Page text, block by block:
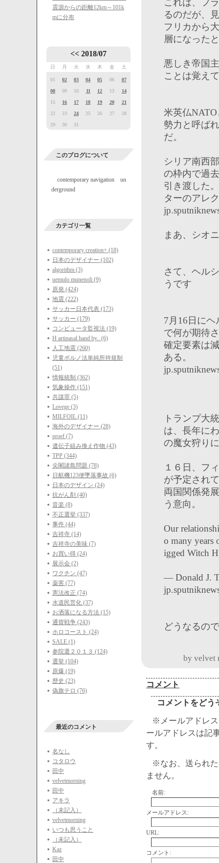
震源からの距離12km～101k
mに分布
<< 2018/07
日 月 火 水 木 金 土
01 02 03 04 05 06 07
08 09 10 11 12 13 14
15 16 17 18 19 20 21
22 23 24 25 26 27 28
29 30 31
このブログについて
contemporary navigation un
derground
カテゴリ一覧
contemporary creation+ (18)
日本のデザイナー (102)
algorithm (3)
uemulo munenoli (9)
原発 (424)
地震 (222)
サッカー日本代表 (173)
サッカー (179)
コンピュータ監視法 (19)
H artinasal hand by.. (6)
人工地震 (260)
児童ポルノ法単純所持規制
(51)
情報統制 (362)
気象操作 (151)
共謀罪 (5)
Lovege (3)
MILFOIL (11)
海外のデザイナー (28)
proef (7)
遺伝子組み換え作物 (43)
TPP (344)
尖閣諸島問題 (78)
日航機123便墜落事故 (6)
日本のデザイン (24)
抗がん剤 (40)
音楽 (8)
不正選挙 (337)
事件 (44)
吉祥寺 (14)
吉祥寺の美味 (7)
お買い得 (24)
展示会 (2)
ワクチン (47)
薬害 (77)
憲法改正 (74)
水道民営化 (37)
お洒落になる方法 (15)
通貨戦争 (243)
ホロコースト (24)
SALE (1)
参院選２０１３ (124)
選挙 (104)
原爆 (19)
歴史 (23)
偽旗テロ (76)
最近のコメント
名なし
コタロウ
田中
velvetmorning
田中
アキラ
（未記入）
velvetmorning
いつも思うこと
（未記入）
Kaz
田中
これは、フ
るのだが、
フリカから
層になった
悪しき帝国
ことは覚え
米英仏
勢力と呼ば
だ。
シリア南西
の枠内で過
引き渡した
ターのアレ
まあ、シオ
さて、ヘル
うです
7月16日に
で何が期待
確定要素は
ある。
トランプ大
は、長年に
の魔女狩り
１６日、フ
が予定され
両国関係発
う意向。
Our
o many years
igged Witch
― Donald J.
どうなるの
by velvet
コメント
コメントをどう
※メールアドレ
ールアドレスは記
す。
※なお、送られ
ません。
名前:
メールアドレス:
URL:
コメント: